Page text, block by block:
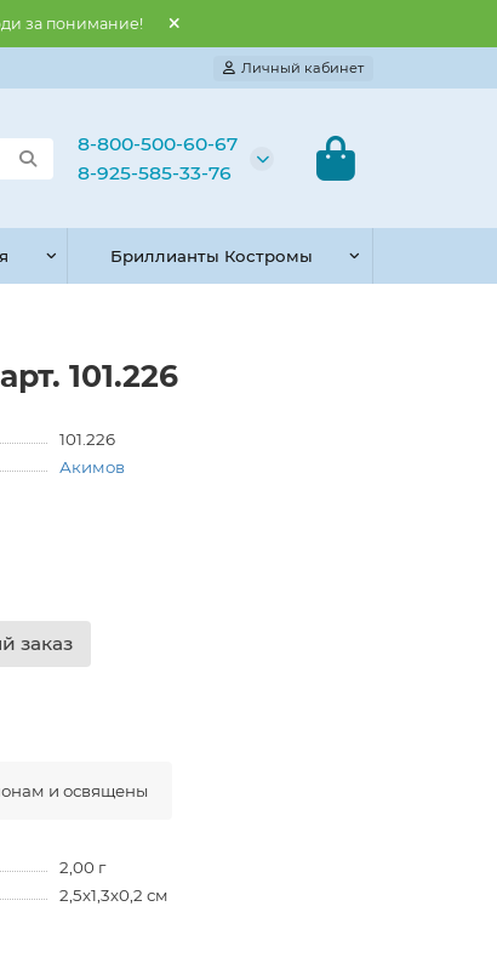
за понимание!
Личный кабинет
8-800-500-60-67
8-925-585-33-76
Бриллианты Костромы
101.226
101.226
Акимов
заказ
и освящены
2,00 г
2,5х1,3х0,2 см